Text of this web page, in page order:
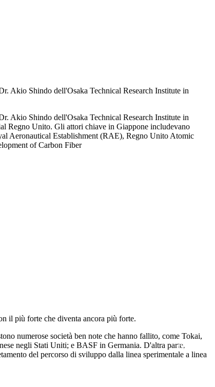
Akio Shindo dell'Osaka Technical Research Institute in
Akio Shindo dell'Osaka Technical Research Institute in
Regno Unito. Gli attori chiave in Giappone includevano
Aeronautical Establishment (RAE), Regno Unito Atomic
il più forte che diventa ancora più forte.
numerose società ben note che hanno fallito, come Tokai,
negli Stati Uniti; e BASF in Germania. D'altra parte,
del percorso di sviluppo dalla linea sperimentale a linea